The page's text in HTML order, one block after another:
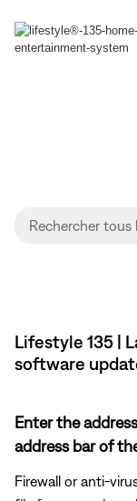
Lifestyle 135 |
software
Enter the
address bar of
Firewall or anti-